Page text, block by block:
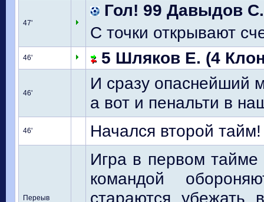
47'
Гол! 99 Давыдов
С точки открывают
46' 5 Шляков Е. (4
46'
И сразу опаснейший
а вот и пенальти в
46' Начался второй тайм!
Переыв
Игра в первом тайме
командой
стараются убежать